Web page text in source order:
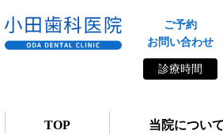
ご予約
お問い合わせ
診療時間
TOP 当院につい